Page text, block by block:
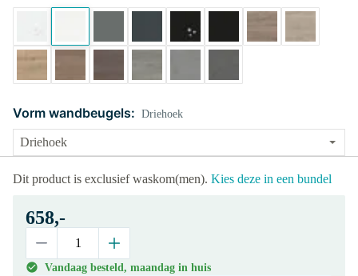
Vorm wandbeugels: Driehoek
Dit product is exclusief waskom(men). Kies deze in een bundel
658,-
Vandaag besteld, maandag in huis